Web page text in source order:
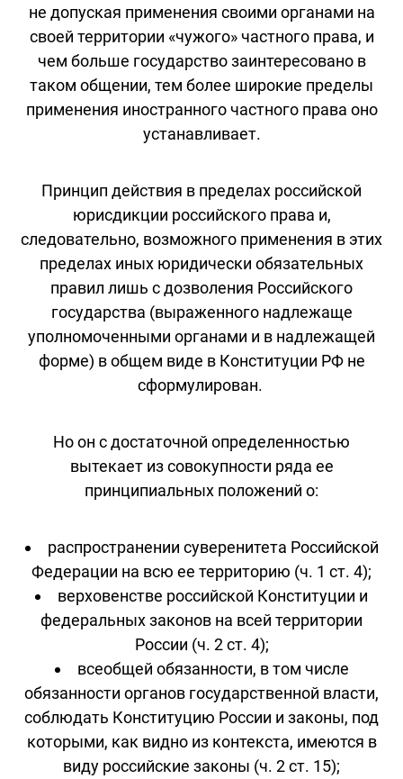
не допуская применения своими органами на
своей территории «чужого» частного права, и
чем больше государство заинтересовано в
таком общении, тем более широкие пределы
применения иностранного частного права оно
устанавливает.
Принцип действия в пределах российской
юрисдикции российского права и,
следовательно, возможного применения в этих
пределах иных юридически обязательных
правил лишь с дозволения Российского
государства (выраженного надлежаще
уполномоченными органами и в надлежащей
форме) в общем виде в Конституции РФ не
сформулирован.
Но он с достаточной определенностью
вытекает из совокупности ряда ее
принципиальных положений о:
распространении суверенитета Российской
Федерации на всю ее территорию (ч. 1 ст. 4);
верховенстве российской Конституции и
федеральных законов на всей территории
России (ч. 2 ст. 4);
всеобщей обязанности, в том числе
обязанности органов государственной власти,
соблюдать Конституцию России и законы, под
которыми, как видно из контекста, имеются в
виду российские законы (ч. 2 ст. 15);